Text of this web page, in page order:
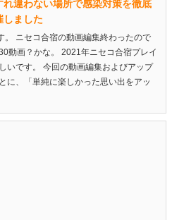
違わない場所で感染対策を徹底
しました
。 ニセコ合宿の動画編集終わったので
動画？かな。 2021年ニセコ合宿プレイ
いです。 今回の動画編集およびアップ
に、「単純に楽しかった思い出をアッ